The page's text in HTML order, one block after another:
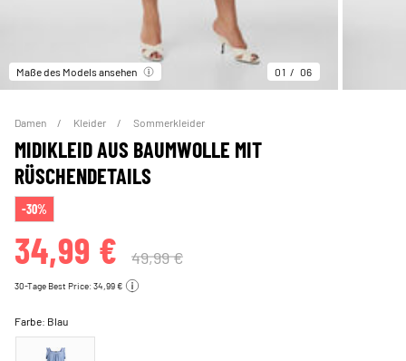
Maße des Models ansehen 01 06
Damen Kleider Sommerkleider
MIDIKLEID AUS BAUMWOLLE MIT
RÜSCHENDETAILS
-30%
34,99 € 49,99 €
30-Tage Best Price: 34,99 €
Farbe: Blau